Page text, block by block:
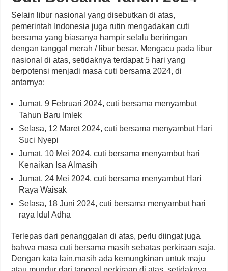
Selain libur nasional yang disebutkan di atas,
pemerintah Indonesia juga rutin mengadakan cuti
bersama yang biasanya hampir selalu beriringan
dengan tanggal merah / libur besar. Mengacu pada libur
nasional di atas, setidaknya terdapat 5 hari yang
berpotensi menjadi masa cuti bersama 2024, di
antarnya:
Jumat, 9 Februari 2024, cuti bersama menyambut
Tahun Baru Imlek
Selasa, 12 Maret 2024, cuti bersama menyambut Hari
Suci Nyepi
Jumat, 10 Mei 2024, cuti bersama menyambut hari
Kenaikan Isa Almasih
Jumat, 24 Mei 2024, cuti bersama menyambut Hari
Raya Waisak
Selasa, 18 Juni 2024, cuti bersama menyambut hari
raya Idul Adha
Terlepas dari penanggalan di atas, perlu diingat juga
bahwa masa cuti bersama masih sebatas perkiraan saja.
Dengan kata lain,masih ada kemungkinan untuk maju